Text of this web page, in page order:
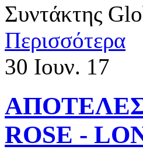
Συντάκτης
Περισσότερα
30 Ιουν. 17
ROSE -